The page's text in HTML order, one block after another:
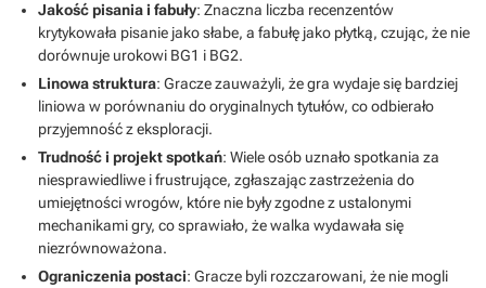
Jakość pisania i fabuły: Znaczna liczba recenzentów
krytykowała pisanie jako słabe, a fabułę jako płytką, czując, że nie
dorównuje urokowi BG1 i BG2.
Linowa struktura: Gracze zauważyli, że gra wydaje się bardziej
liniowa w porównaniu do oryginalnych tytułów, co odbierało
przyjemność z eksploracji.
Trudność i projekt spotkań: Wiele osób uznało spotkania za
niesprawiedliwe i frustrujące, zgłaszając zastrzeżenia do
umiejętności wrogów, które nie były zgodne z ustalonymi
mechanikami gry, co sprawiało, że walka wydawała się
niezrównoważona.
Ograniczenia postaci: Gracze byli rozczarowani, że nie mogli